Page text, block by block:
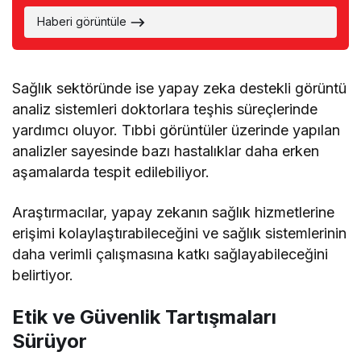
Haberi görüntüle
Sağlık sektöründe ise yapay zeka destekli görüntü
analiz sistemleri doktorlara teşhis süreçlerinde
yardımcı oluyor. Tıbbi görüntüler üzerinde yapılan
analizler sayesinde bazı hastalıklar daha erken
aşamalarda tespit edilebiliyor.
Araştırmacılar, yapay zekanın sağlık hizmetlerine
erişimi kolaylaştırabileceğini ve sağlık sistemlerinin
daha verimli çalışmasına katkı sağlayabileceğini
belirtiyor.
Etik ve Güvenlik Tartışmaları
Sürüyor